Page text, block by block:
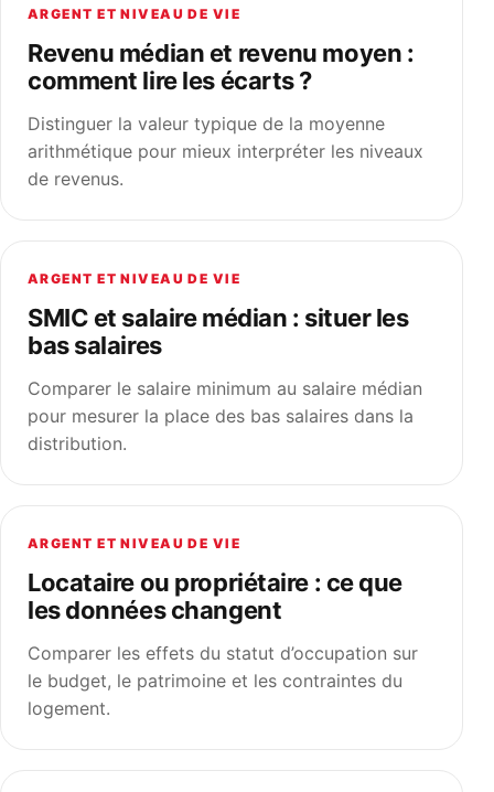
ARGENT ET NIVEAU DE VIE
Revenu médian et revenu moyen :
comment lire les écarts ?
Distinguer la valeur typique de la moyenne
arithmétique pour mieux interpréter les niveaux
de revenus.
ARGENT ET NIVEAU DE VIE
SMIC et salaire médian : situer les
bas salaires
Comparer le salaire minimum au salaire médian
pour mesurer la place des bas salaires dans la
distribution.
ARGENT ET NIVEAU DE VIE
Locataire ou propriétaire : ce que
les données changent
Comparer les effets du statut d’occupation sur
le budget, le patrimoine et les contraintes du
logement.